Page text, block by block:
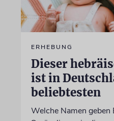
ERHEBUNG
Dieser
ist in
beliebtesten
Welche Namen geben